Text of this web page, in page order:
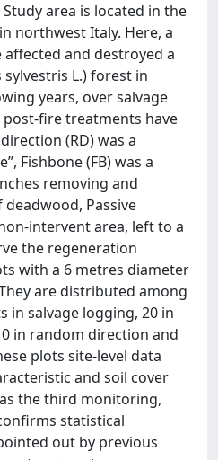
area is located in the
northwest Italy. Here, a
and destroyed a
sylvestris L.) forest in
years, over salvage
fire treatments have
(RD) was a
Fishbone (FB) was a
removing and
Passive
intervent area, left to a
the regeneration
with a 6 metres diameter
are distributed among
in salvage logging, 20 in
in random direction and
plots site-level data
and soil cover
the third monitoring,
statistical
out by previous